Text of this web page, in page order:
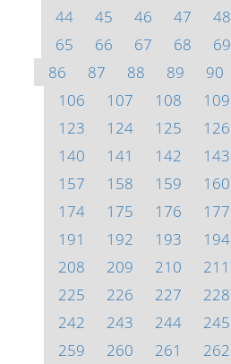
44
45 46 47 48
65
66 67 68 69
86
87 88 89 90
106
107 108 109
123
124 125 126
140
141 142 143
157
158 159 160
174
175 176 177
191
192 193 194
208
209 210 211
225
226 227 228
242
243 244 245
259
260 261 262